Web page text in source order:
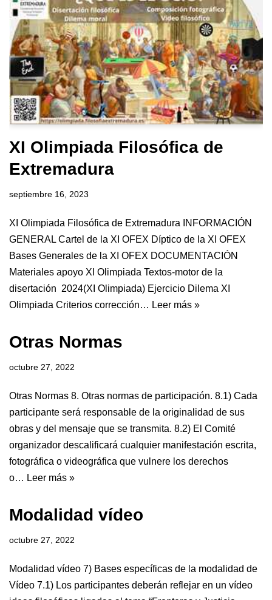
XI Olimpiada Filosófica de
Extremadura
septiembre 16, 2023
XI Olimpiada Filosófica de Extremadura INFORMACIÓN
GENERAL Cartel de la XI OFEX Díptico de la XI OFEX
Bases Generales de la XI OFEX DOCUMENTACIÓN
Materiales apoyo XI Olimpiada Textos-motor de la
disertación 2024(XI Olimpiada) Ejercicio Dilema XI
Olimpiada Criterios corrección… Leer más »
Otras Normas
octubre 27, 2022
Otras Normas 8. Otras normas de participación. 8.1) Cada
participante será responsable de la originalidad de sus
obras y del mensaje que se transmita. 8.2) El Comité
organizador descalificará cualquier manifestación escrita,
fotográfica o videográfica que vulnere los derechos
o… Leer más »
Modalidad vídeo
octubre 27, 2022
Modalidad vídeo 7) Bases específicas de la modalidad de
Vídeo 7.1) Los participantes deberán reflejar en un vídeo